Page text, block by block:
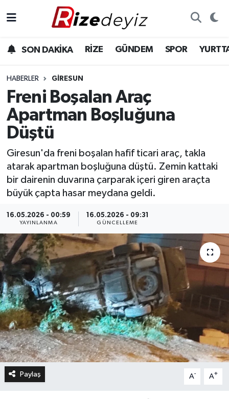
SON DAKİKA RİZE GÜNDEM SPOR
HABERLER GIRESUN
Freni Boşalan Araç
Apartman Boşluğuna
Düştü
Giresun'da freni boşalan hafif ticari araç, takla
atarak apartman boşluğuna düştü. Zemin kattaki
bir dairenin duvarına çarparak içeri giren araçta
büyük çapta hasar meydana geldi.
16.05.2026 - 00:59
YAYINLANMA
16.05.2026 - 09:31
GÜNCELLEME
Paylaş A- A+
Gündem
Yurttan Haberler
Ekonomi
Teknoloji
Sağlık
Rize Hava Durumu
Rize Trafik Yoğunluk Haritası
Süper Lig Puan Durumu ve Fikstür
Tüm Manşetler
Son Dakika Haberleri
Haber Arşivi